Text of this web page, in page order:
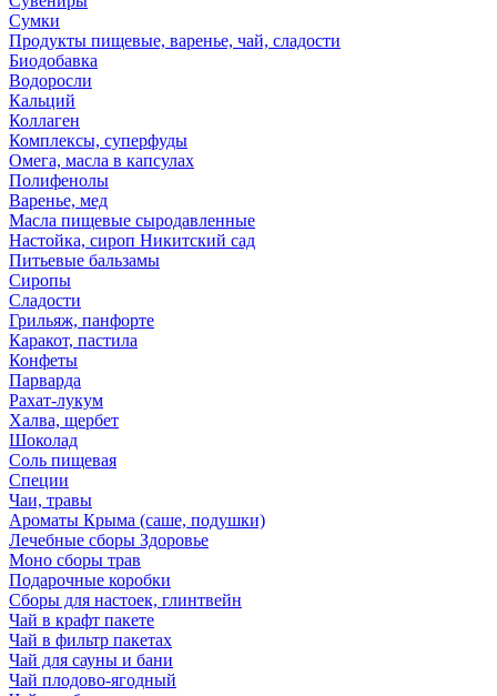
Сумки
Продукты пищевые, варенье, чай, сладости
Биодобавка
Водоросли
Кальций
Коллаген
Комплексы, суперфуды
Омега, масла в капсулах
Полифенолы
Варенье, мед
Масла пищевые сыродавленные
Настойка, сироп Никитский сад
Питьевые бальзамы
Сиропы
Сладости
Грильяж, панфорте
Каракот, пастила
Конфеты
Парварда
Рахат-лукум
Халва, щербет
Шоколад
Соль пищевая
Специи
Чаи, травы
Ароматы Крыма (саше, подушки)
Лечебные сборы Здоровье
Моно сборы трав
Подарочные коробки
Сборы для настоек, глинтвейн
Чай в крафт пакете
Чай в фильтр пакетах
Чай для сауны и бани
Чай плодово-ягодный